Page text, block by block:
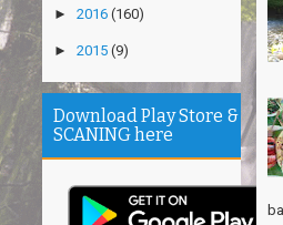
► 2016 (160)
► 2015 (9)
Download Play Store &
SCANING here